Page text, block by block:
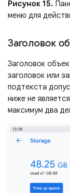
Рисунок 15.
меню для
Заголовок
Заголовок
заголовок или
подтекста
ниже не
максимум два